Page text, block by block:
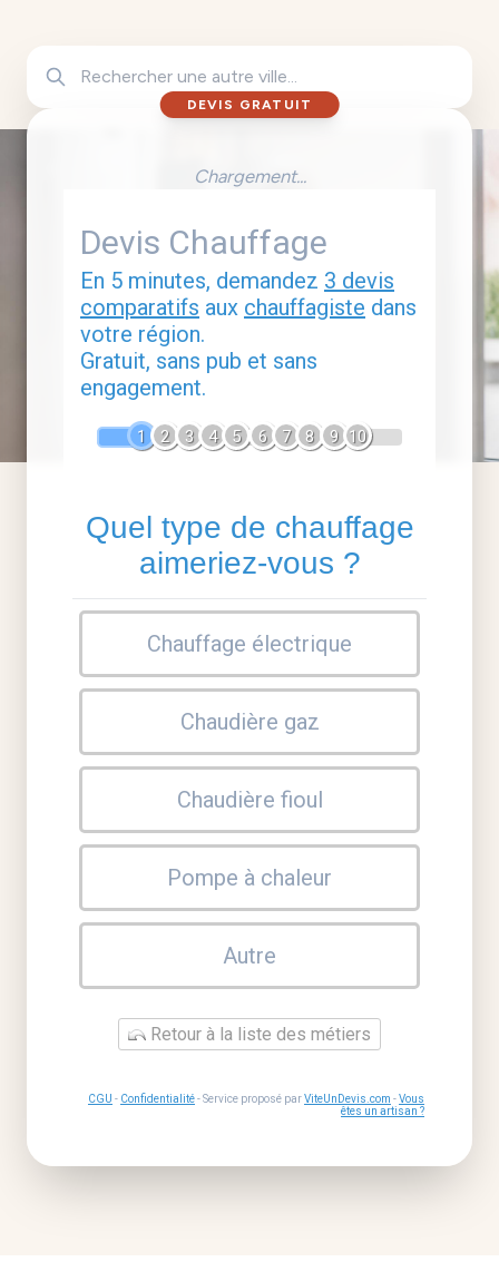
DEVIS GRATUIT
Chargement...
Devis Chauffage
En 5 minutes, demandez 3 devis
comparatifs aux chauffagiste dans
votre région.
Gratuit, sans pub et sans
engagement.
1 2 3 4 5 6 7 8 9 10
Quel type de chauffage
aimeriez-vous ?
Chauffage électrique
Chaudière gaz
Chaudière fioul
Pompe à chaleur
Autre
Retour à la liste des métiers
CGU - Confidentialité- Service proposé parViteUnDevis.com -Vous
êtes un artisan ?